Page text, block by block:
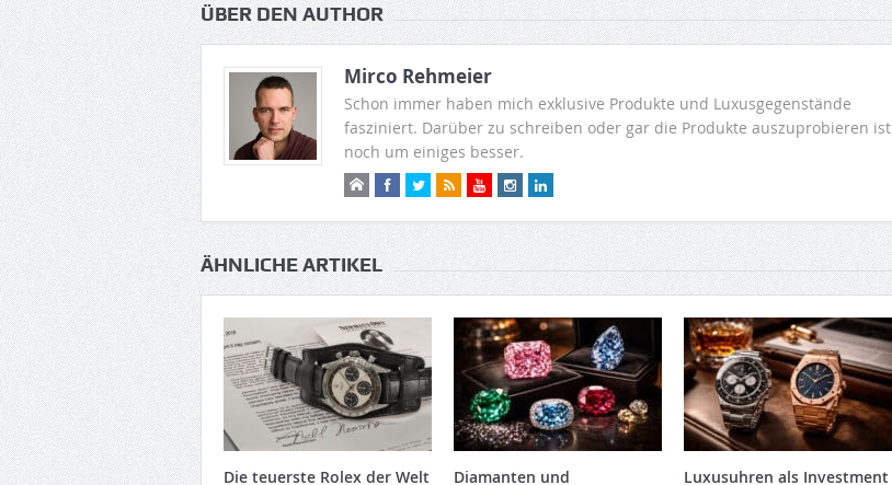
ÜBER DEN AUTHOR
Mirco Rehmeier
Schon immer haben mich exklusive Produkte und Luxusgegenstände
fasziniert. Darüber zu schreiben oder gar die Produkte auszuprobieren ist
noch um einiges besser.
ÄHNLICHE ARTIKEL
Die teuerste Rolex der Welt
Diamanten und
Luxusuhren als Investment